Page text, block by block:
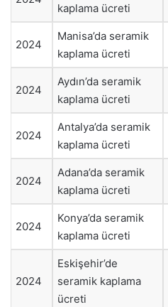
kaplama ücreti
2024
Manisa’da seramik
kaplama ücreti
2024
Aydın’da seramik
kaplama ücreti
2024
Antalya’da seramik
kaplama ücreti
2024
Adana’da seramik
kaplama ücreti
2024
Konya’da seramik
kaplama ücreti
2024
Eskişehir’de
seramik kaplama
ücreti